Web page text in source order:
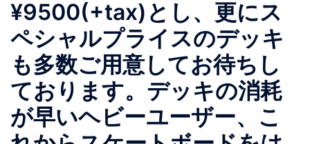
¥9500(+tax)とし、更にス
ペシャルプライスのデッキ
も多数ご用意してお待ちし
ております。デッキの消耗
が早いヘビーユーザー、こ